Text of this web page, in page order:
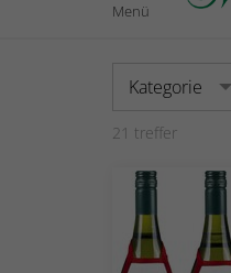
Menü
Kategorie
21 treffer